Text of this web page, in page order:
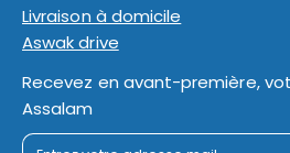
Livraison à domicile
Aswak drive
Recevez en avant-première,
Assalam